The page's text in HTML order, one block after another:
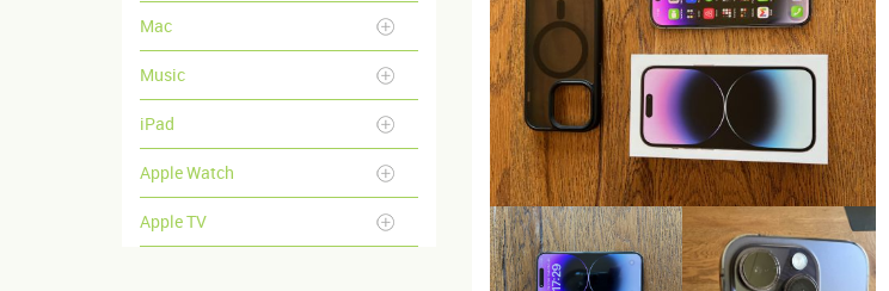
Mac
Music
iPad
Apple Watch
Apple TV